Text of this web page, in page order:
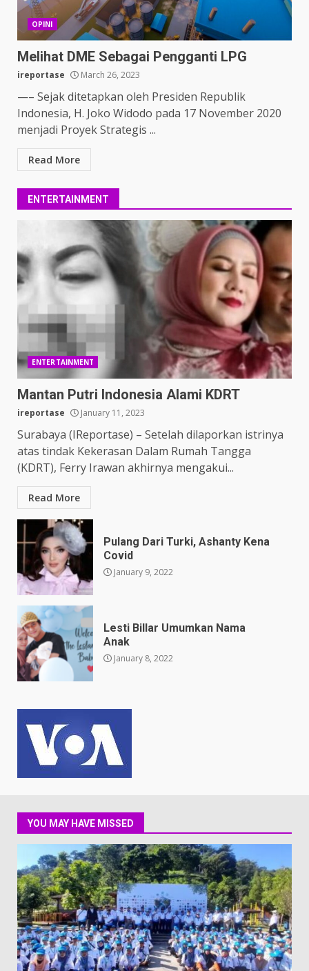
OPINI
Melihat DME Sebagai Pengganti LPG
ireportase March 26, 2023
—– Sejak ditetapkan oleh Presiden Republik
Indonesia, H. Joko Widodo pada 17 November 2020
menjadi Proyek Strategis ...
Read More
ENTERTAINMENT
ENTERTAINMENT
Mantan Putri Indonesia Alami KDRT
ireportase January 11, 2023
Surabaya (IReportase) – Setelah dilaporkan istrinya
atas tindak Kekerasan Dalam Rumah Tangga
(KDRT), Ferry Irawan akhirnya mengakui...
Read More
Pulang Dari Turki, Ashanty Kena
Covid
January 9, 2022
Lesti Billar Umumkan Nama
Anak
January 8, 2022
YOU MAY HAVE MISSED